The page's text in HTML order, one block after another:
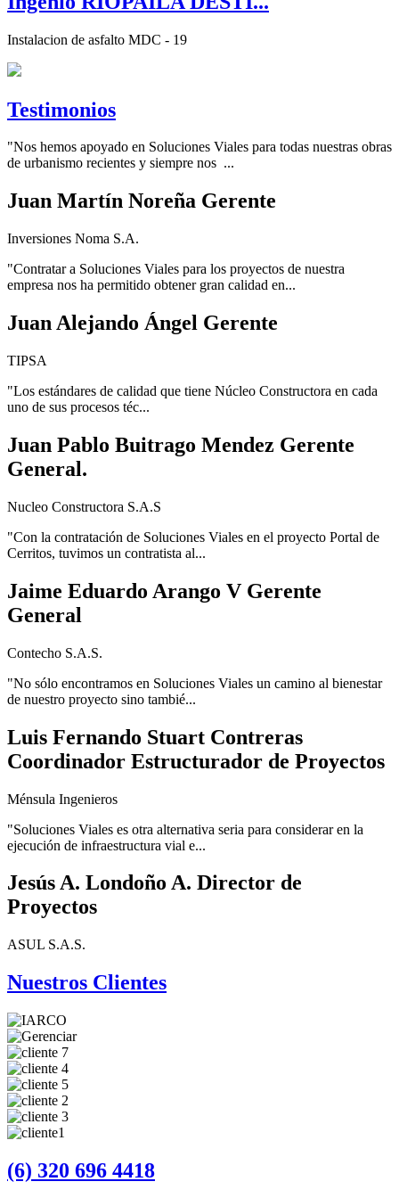
Instalacion de asfalto MDC - 19
Testimonios
"Nos hemos apoyado en Soluciones Viales para todas nuestras obras
de urbanismo recientes y siempre nos ...
Juan Martín Noreña Gerente
Inversiones Noma S.A.
"Contratar a Soluciones Viales para los proyectos de nuestra
empresa nos ha permitido obtener gran calidad en...
Juan Alejando Ángel Gerente
TIPSA
"Los estándares de calidad que tiene Núcleo Constructora en cada
uno de sus procesos téc...
Juan Pablo Buitrago Mendez Gerente
General.
Nucleo Constructora S.A.S
"Con la contratación de Soluciones Viales en el proyecto Portal de
Cerritos, tuvimos un contratista al...
Jaime Eduardo Arango V Gerente
General
Contecho S.A.S.
"No sólo encontramos en Soluciones Viales un camino al bienestar
de nuestro proyecto sino tambié...
Luis Fernando Stuart Contreras
Coordinador Estructurador de Proyectos
Ménsula Ingenieros
"Soluciones Viales es otra alternativa seria para considerar en la
ejecución de infraestructura vial e...
Jesús A. Londoño A. Director de
Proyectos
ASUL S.A.S.
Nuestros Clientes
(6) 320 696 4418